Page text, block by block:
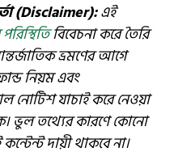
(Disclaimer):এই
বিবেচনা করে তৈরি
ভ্রমণের আগে
নিয়ম এবং
নোটিশ যাচাই করে নেওয়া
ভুল তথ্যের কারণে কোনো
দায়ী থাকবে না।